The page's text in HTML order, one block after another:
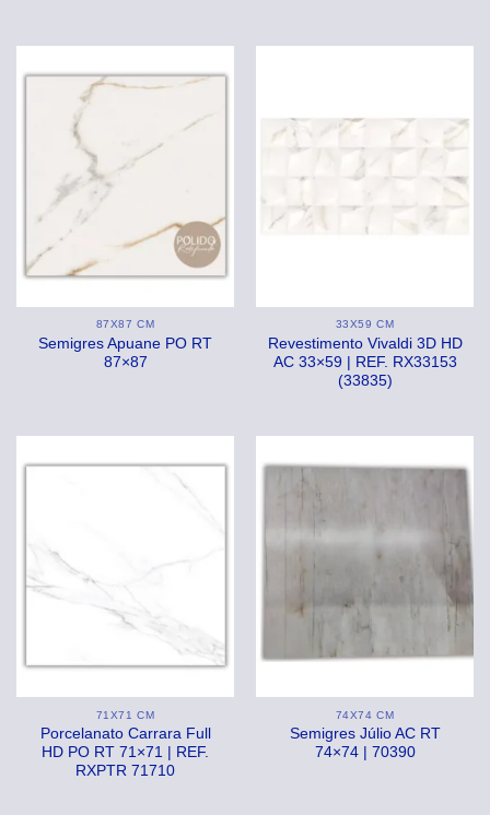
87X87 CM
Semigres Apuane PO RT
87×87
33X59 CM
Revestimento Vivaldi 3D HD
AC 33×59 | REF. RX33153
(33835)
71X71 CM
Porcelanato Carrara Full
HD PO RT 71×71 | REF.
RXPTR 71710
74X74 CM
Semigres Júlio AC RT
74×74 | 70390